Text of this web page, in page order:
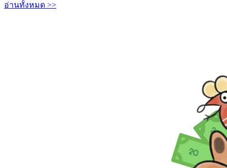
อ่านทั้งหมด >>